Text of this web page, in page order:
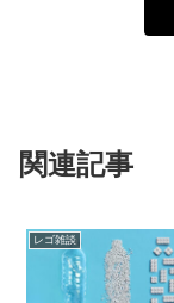
関連記事
レゴ雑談